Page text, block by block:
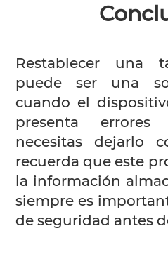
Restablecer una
puede ser una
cuando el
presenta
necesitas dejarlo
recuerda que este
la información
siempre es
de seguridad antes